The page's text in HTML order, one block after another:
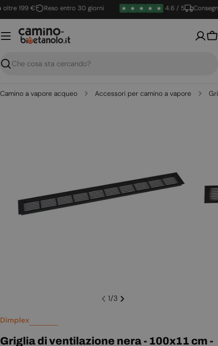
Vai
al
contenuto
199 € Reso entro 30 giorni 4.6 / 5 Consegna
Ricerca
Camino a vapore acqueo Accessori per camino a vapore
Apri supporto 0 in modalità modale Apri
1/3
Dimplex
Griglia di ventilazione nera - 100x11 cm -